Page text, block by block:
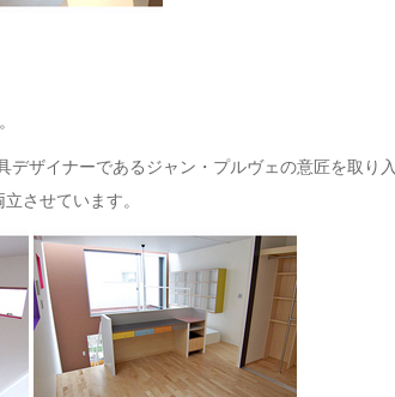
ザイナーであるジャン・プルヴェの意匠を取り入
させています。